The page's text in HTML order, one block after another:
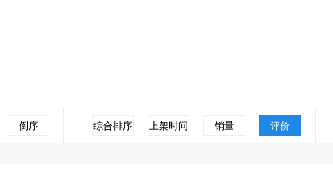
倒序 综合排序 上架时间 销量 评价